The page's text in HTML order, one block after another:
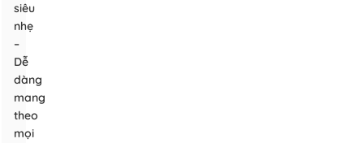
siêu
nhẹ
–
Dễ
dàng
mang
theo
mọi